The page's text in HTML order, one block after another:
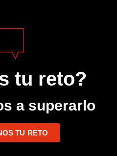
tu reto?
a superarlo
TU RETO